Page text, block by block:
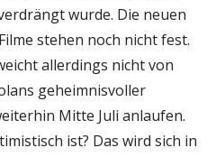
wurde. Die neuen
stehen noch nicht fest.
allerdings nicht von
geheimnisvoller
Mitte Juli anlaufen.
ist? Das wird sich in